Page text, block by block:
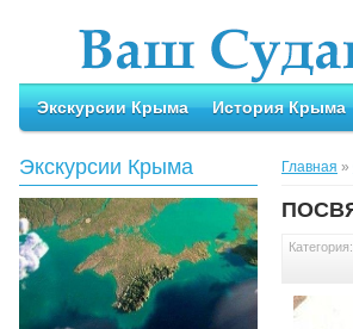
Экскурсии Крыма История Крыма
Экскурсии Крыма Главная »
Категория: